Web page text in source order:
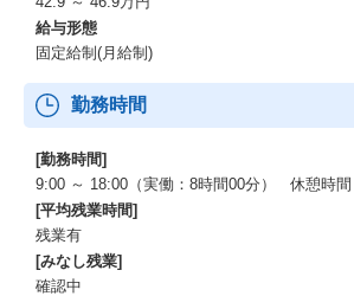
給与形態
固定給制(月給制)
勤務時間
[勤務時間]
9:00 ～ 18:00（実働：8時間00分） 休憩時間
[平均残業時間]
残業有
[みなし残業]
確認中